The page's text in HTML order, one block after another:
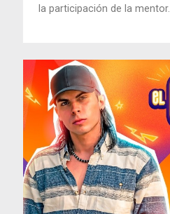
la participación de la mentor...